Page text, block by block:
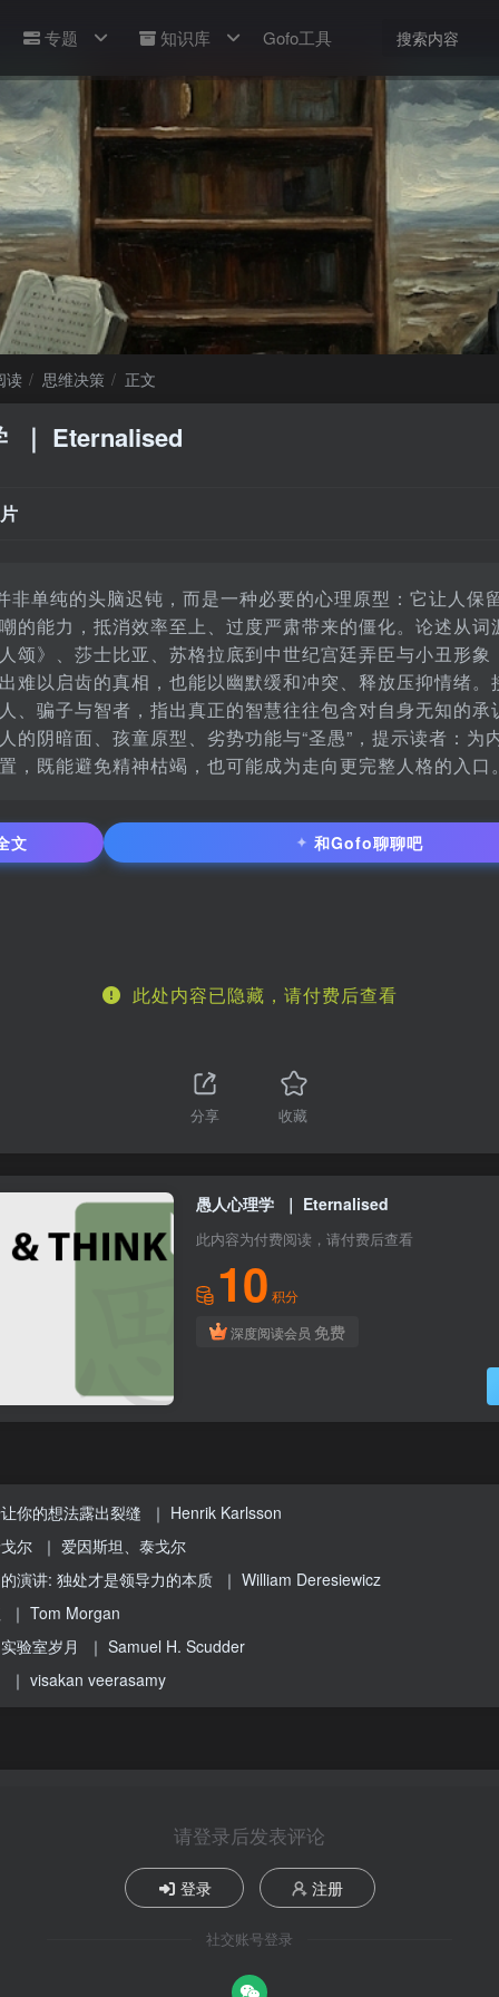
专题 知识库 Gofo工具
读 思维决策 正文
｜ Eternalised
非单纯的头脑迟钝，而是一种必要的心理原型：它让人保
的能力，抵消效率至上、过度严肃带来的僵化。论述从词
颂》、莎士比亚、苏格拉底到中世纪宫廷弄臣与小丑形象
难以启齿的真相，也能以幽默缓和冲突、释放压抑情绪。
、骗子与智者，指出真正的智慧往往包含对自身无知的承
的阴暗面、孩童原型、劣势功能与“圣愚”，提示读者：为
，既能避免精神枯竭，也可能成为走向更完整人格的入口
文 ✦和Gofo聊聊吧
此处内容已隐藏，请付费后查看
分享 收藏
愚人心理学 ｜ Eternalised
此内容为付费阅读，请付费后查看
10 积分
深度阅读会员 免费
你的想法露出裂缝 ｜ Henrik Karlsson
尔 ｜ 爱因斯坦、泰戈尔
演讲: 独处才是领导力的本质 ｜ William Deresiewicz
｜ Tom Morgan
验室岁月
｜ Samuel H. Scudder
｜ visakan veerasamy
请登录后发表评论
登录 注册
社交账号登录